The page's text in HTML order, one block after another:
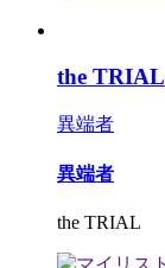
the TRIAL
異端者
異端者
the TRIAL